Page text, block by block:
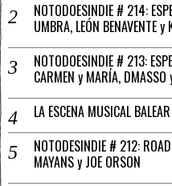
NOTODOESINDIE # 214:
UMBRA, LEÓN BENAVENTE y
NOTODOESINDIE # 213:
CARMEN y MARÍA, DMASSO
LA ESCENA MUSICAL
NOTODESINDIE # 212:
MAYANS y JOE ORSON